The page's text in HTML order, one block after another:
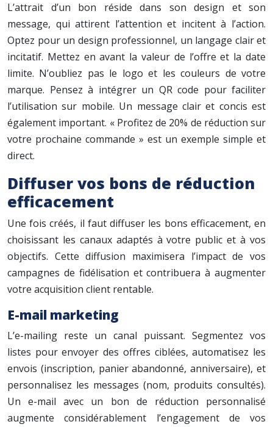
L’attrait d’un bon réside dans son design et son
message, qui attirent l’attention et incitent à l’action.
Optez pour un design professionnel, un langage clair et
incitatif. Mettez en avant la valeur de l’offre et la date
limite. N’oubliez pas le logo et les couleurs de votre
marque. Pensez à intégrer un QR code pour faciliter
l’utilisation sur mobile. Un message clair et concis est
également important. « Profitez de 20% de réduction sur
votre prochaine commande » est un exemple simple et
direct.
Diffuser vos bons de réduction
efficacement
Une fois créés, il faut diffuser les bons efficacement, en
choisissant les canaux adaptés à votre public et à vos
objectifs. Cette diffusion maximisera l’impact de vos
campagnes de fidélisation et contribuera à augmenter
votre acquisition client rentable.
E-mail marketing
L’e-mailing reste un canal puissant. Segmentez vos
listes pour envoyer des offres ciblées, automatisez les
envois (inscription, panier abandonné, anniversaire), et
personnalisez les messages (nom, produits consultés).
Un e-mail avec un bon de réduction personnalisé
augmente considérablement l’engagement de vos